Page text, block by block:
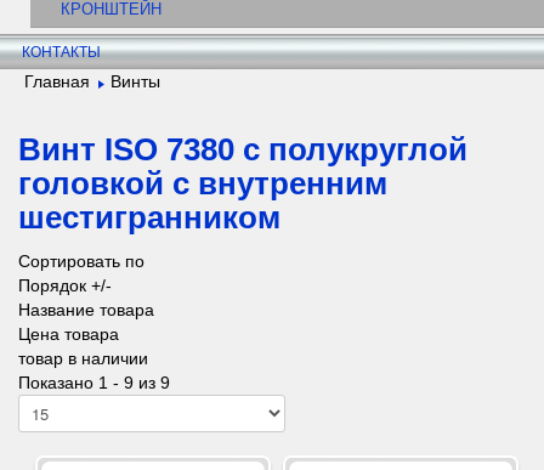
КРОНШТЕЙН
КОНТАКТЫ
Главная Винты
Винт ISO 7380 с полукруглой
головкой с внутренним
шестигранником
Сортировать по
Порядок +/-
Название товара
Цена товара
товар в наличии
Показано 1 - 9 из 9